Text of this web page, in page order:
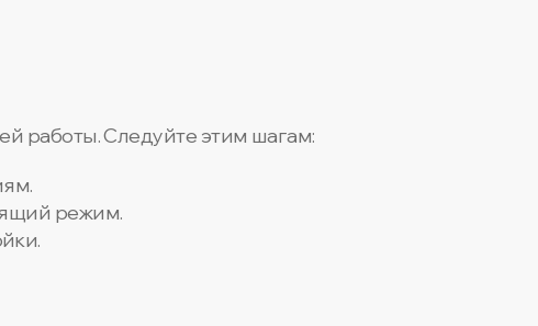
работы. Следуйте этим шагам:
режим.